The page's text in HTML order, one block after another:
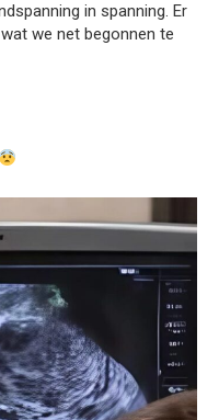
in spanning. Er
we net begonnen te